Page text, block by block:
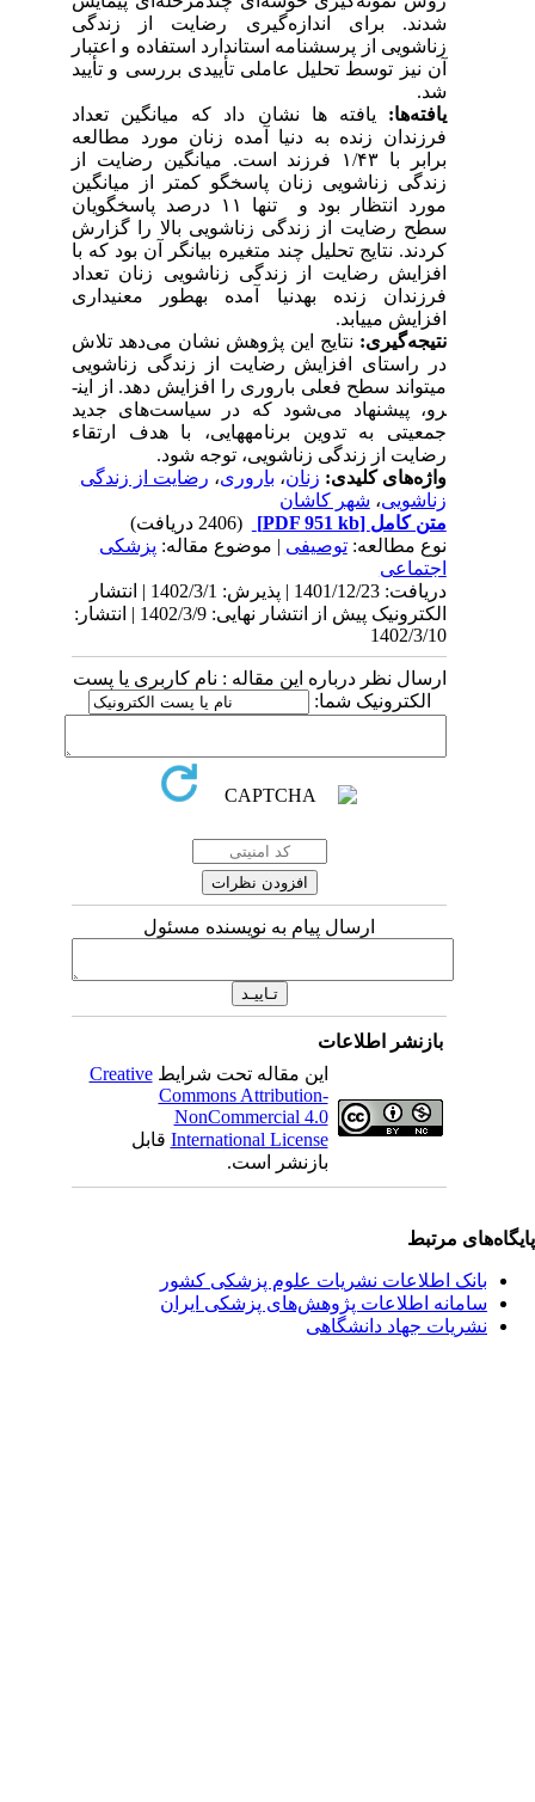
شدند. برای اندازه‌گیری رضایت از زندگی
زناشویی از پرسشنامه استاندارد استفاده و اعتبار
آن نیز توسط تحلیل عاملی تأییدی بررسی و تأیید
شد.
یافته‌ها:یافته­ ها نشان داد که میانگین تعداد
فرزندان زنده به دنیا آمده زنان مورد مطالعه
برابر با ۱/۴۳ فرزند است. میانگین رضایت از
زندگی زناشویی زنان پاسخگو کمتر از میانگین
مورد انتظار بود و تنها ۱۱ درصد پاسخگویان
سطح رضایت از زندگی زناشویی بالا را گزارش
کردند. نتایج تحلیل چند متغیره بیانگر آن بود که با
افزایش رضایت از زندگی زناشویی زنان تعداد
فرزندان زنده به­دنیا آمده به­طور معنی­داری
افزایش می­یابد.
نتیجه‌گیری:نتایج این پژوهش نشان می‌دهد تلاش
در راستای افزایش رضایت از زندگی زناشویی
می­تواند سطح فعلی باروری را افزایش دهد. از این­
رو، پیشنهاد می‌شود که در سیاست‌های جدید
جمعیتی به تدوین برنامه­هایی، با هدف ارتقاء
رضایت از زندگی زناشویی، توجه شود.
واژه‌های کلیدی:زنان،باروری،رضایت از زندگی
زناشویی،شهر کاشان
متن کامل[PDF 951 kb]
نوع مطالعه:توصیفی| موضوع مقاله:پزشکی
اجتماعی
دریافت: 1401/12/23 | پذیرش: 1402/3/1 | انتشار
الکترونیک پیش از انتشار نهایی: 1402/3/9 | انتشار:
1402/3/10
ارسال نظر درباره این مقاله : نام کاربری یا پست
الکترونیک شما:
ارسال پیام به نویسنده مسئول
بازنشر اطلاعات
این مقاله تحت شرایطCreative
Commons Attribution-
NonCommercial 4.0
International Licenseقابل
بازنشر است.
مرتبط
بانک اطلاعات نشریات علوم پزشکی کشور
سامانه اطلاعات پژوهش‌های پزشکی ایران
نشریات جهاد دانشگاهی